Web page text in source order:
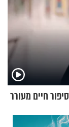
חיים מעורר